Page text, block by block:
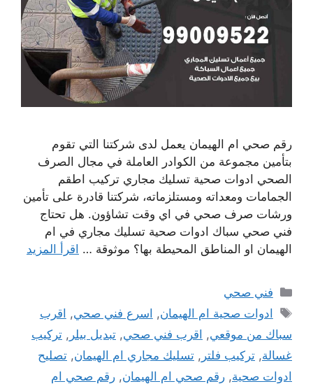
رقم صحي ام الهيمان يعمل لدى شركتنا التي تقوم
بتأمين مجموعة من الكوادر العاملة في مجال الصرف
الصحي ادوات صحية تسليك مجاري تركيب اطقم
الجمامات ومعداته ومستلزماته، شركتنا قادرة على تأمين
ورشات صرف صحي في اي وقت تشاؤون. هل تحتاج
فني صحي سباك ادوات صحية تسليك مجاري في ام
الهيمان او المناطق المحيطة بها؟ موثوقة … اقرأ المزيد
التصنيفات
فني صحي
الوسوم
ادوات صحية ام الهيمان, اسرع فني صحي, اقرب
سباك من موقعي, اقرب فني صحي, تبديل بيلر , تركيب
غسالة, تركيب فلتر , تسليك مجاري ام الهيمان, تصليح
ادوات صحية, رقم صحي ام الهيمان, رقم صحي ام